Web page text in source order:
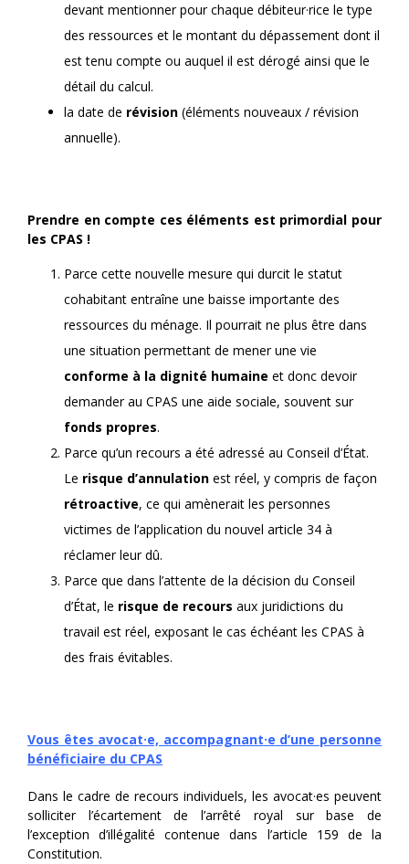
devant mentionner pour chaque débiteur·rice le type
des ressources et le montant du dépassement dont il
est tenu compte ou auquel il est dérogé ainsi que le
détail du calcul.
la date de révision (éléments nouveaux / révision
annuelle).
Prendre en compte ces éléments est primordial pour
les CPAS !
Parce cette nouvelle mesure qui durcit le statut
cohabitant entraîne une baisse importante des
ressources du ménage. Il pourrait ne plus être dans
une situation permettant de mener une vie
conforme à la dignité humaine et donc devoir
demander au CPAS une aide sociale, souvent sur
fonds propres.
Parce qu’un recours a été adressé au Conseil d’État.
Le risque d’annulation est réel, y compris de façon
rétroactive, ce qui amènerait les personnes
victimes de l’application du nouvel article 34 à
réclamer leur dû.
Parce que dans l’attente de la décision du Conseil
d’État, le risque de recours aux juridictions du
travail est réel, exposant le cas échéant les CPAS à
des frais évitables.
Vous êtes avocat·e, accompagnant·e d’une personne
bénéficiaire du CPAS
Dans le cadre de recours individuels, les avocat·es peuvent
solliciter l’écartement de l’arrêté royal sur base de
l’exception d’illégalité contenue dans l’article 159 de la
Constitution.